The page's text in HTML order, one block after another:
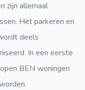
zijn allemaal
Het parkeren en
deels
In een eerste
BEN woningen